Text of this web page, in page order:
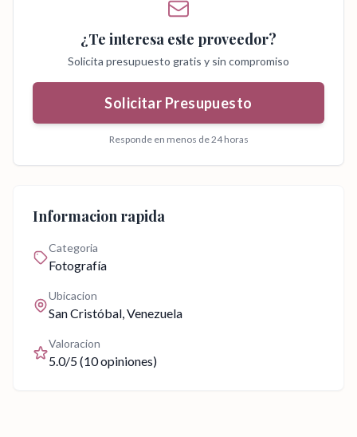
¿Te interesa este proveedor?
Solicita presupuesto gratis y sin compromiso
Solicitar Presupuesto
Responde en menos de 24 horas
Informacion rapida
Categoria
Fotografía
Ubicacion
San Cristóbal, Venezuela
Valoracion
5.0/5 (10opiniones)